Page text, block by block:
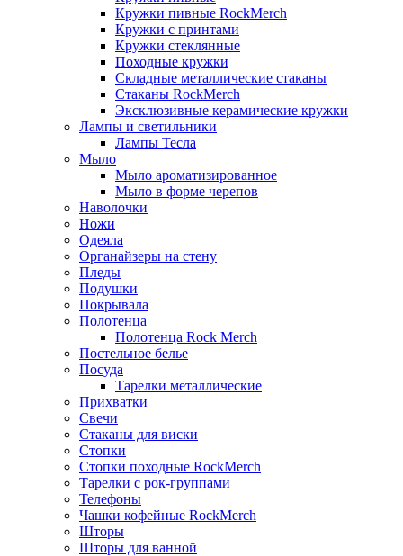
Кружки пивные RockMerch
Кружки с принтами
Кружки стеклянные
Походные кружки
Складные металлические стаканы
Стаканы RockMerch
Эксклюзивные керамические кружки
Лампы и светильники
Лампы Тесла
Мыло
Мыло ароматизированное
Мыло в форме черепов
Наволочки
Ножи
Одеяла
Органайзеры на стену
Пледы
Подушки
Покрывала
Полотенца
Полотенца Rock Merch
Постельное белье
Посуда
Тарелки металлические
Прихватки
Свечи
Стаканы для виски
Стопки
Стопки походные RockMerch
Тарелки с рок-группами
Телефоны
Чашки кофейные RockMerch
Шторы
Шторы для ванной